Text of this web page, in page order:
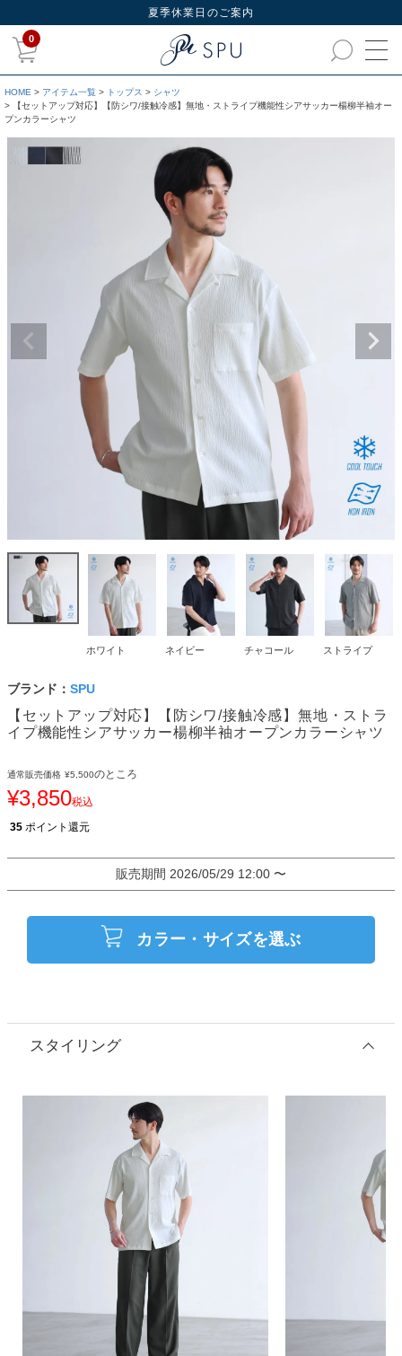
夏季休業日のご案内
0
HOME アイテム一覧 トップス
シャツ
【セットアップ対応】【防シワ/接触冷感】無地・ストライプ機能性シアサッカー楊柳半袖オー
プンカラーシャツ
ホワイト ネイビー チャコール ストライプ
ブランド： SPU
【セットアップ対応】【防シワ/接触冷感】無地・ストラ
イプ機能性シアサッカー楊柳半袖オープンカラーシャツ
通常販売価格 ¥5,500のところ
¥3,850税込
35 ポイント還元
販売期間 2026/05/29 12:00 〜
カラー・サイズを選ぶ
スタイリング